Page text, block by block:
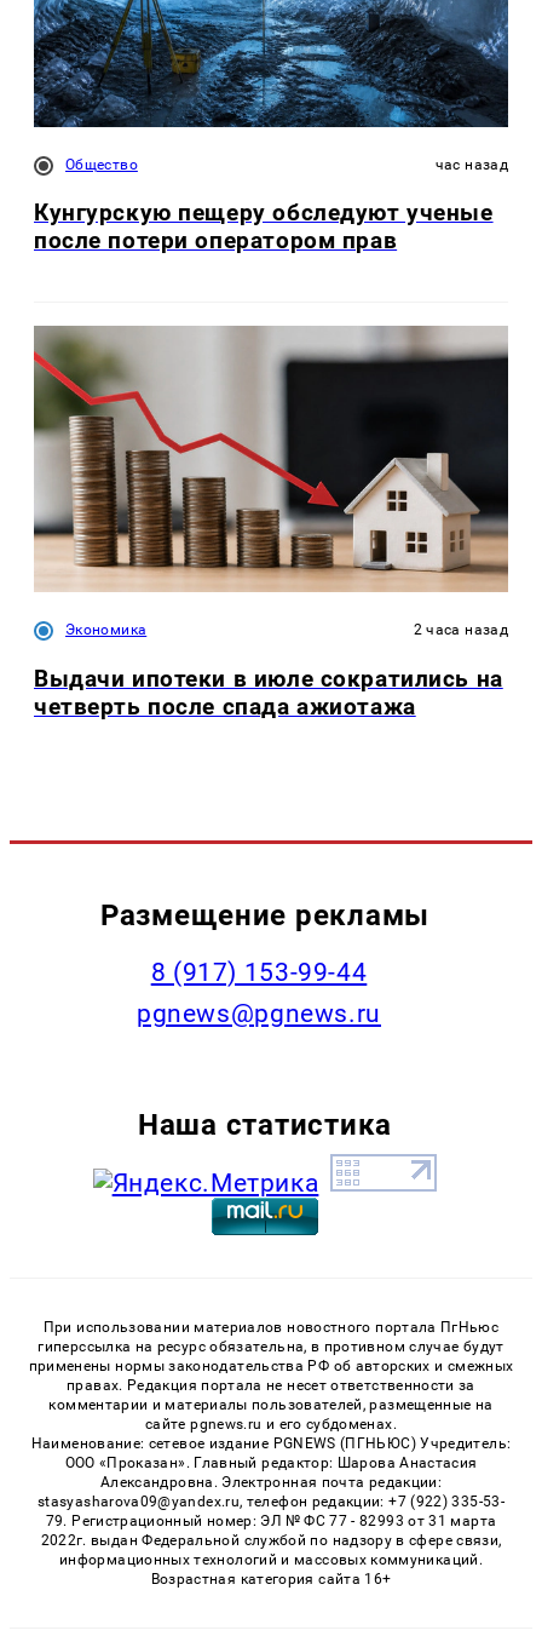
Общество час назад
Кунгурскую пещеру обследуют ученые
после потери оператором прав
Экономика 2 часа назад
Выдачи ипотеки в июле сократились на
четверть после спада ажиотажа
Размещение рекламы
‭8 (917) 153-99-44
pgnews@pgnews.ru
Наша статистика
При использовании материалов новостного портала ПгНьюс
гиперссылка на ресурс обязательна, в противном случае будут
применены нормы законодательства РФ об авторских и смежных
правах. Редакция портала не несет ответственности за
комментарии и материалы пользователей, размещенные на
сайте pgnews.ru и его субдоменах.
Наименование: сетевое издание PGNEWS (ПГНЬЮС) Учредитель:
ООО «Проказан». Главный редактор: Шарова Анастасия
Александровна. Электронная почта редакции:
stasyasharova09@yandex.ru, телефон редакции: +7 (922) 335-53-
79. Регистрационный номер: ЭЛ № ФС 77 - 82993 от 31 марта
2022г. выдан Федеральной службой по надзору в сфере связи,
информационных технологий и массовых коммуникаций.
Возрастная категория сайта 16+